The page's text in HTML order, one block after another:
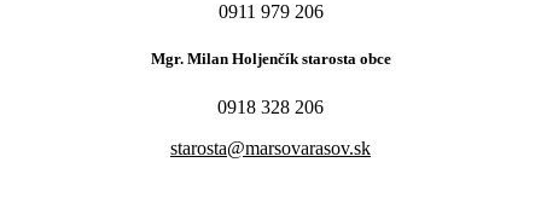
0911 979 206
Mgr. Milan Holjenčík starosta obce
0918 328 206
starosta@marsovarasov.sk